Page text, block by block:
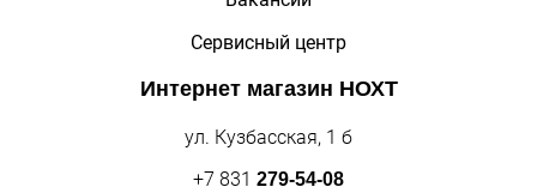
Сервисный центр
Интернет магазин НОХТ
ул. Кузбасская, 1 б
+7 831 279-54-08